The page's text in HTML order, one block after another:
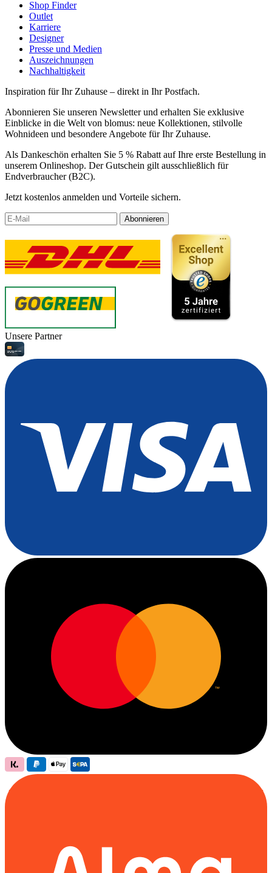
Shop Finder
Outlet
Karriere
Designer
Presse und Medien
Auszeichnungen
Nachhaltigkeit
Inspiration für Ihr Zuhause – direkt in Ihr Postfach.
Abonnieren Sie unseren Newsletter und erhalten Sie exklusive
Einblicke in die Welt von blomus: neue Kollektionen, stilvolle
Wohnideen und besondere Angebote für Ihr Zuhause.
Als Dankeschön erhalten Sie 5 % Rabatt auf Ihre erste Bestellung in
unserem Onlineshop. Der Gutschein gilt ausschließlich für
Endverbraucher (B2C).
Jetzt kostenlos anmelden und Vorteile sichern.
Abonnieren
Unsere Partner